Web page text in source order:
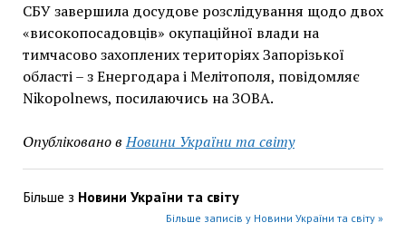
СБУ завершила досудове розслідування щодо двох
«високопосадовців» окупаційної влади на
тимчасово захоплених територіях Запорізької
області – з Енергодара і Мелітополя, повідомляє
Nikopolnews, посилаючись на ЗОВА.
Опубліковано в Новини України та світу
Більше з Новини України та світу
Більше записів у Новини України та світу »